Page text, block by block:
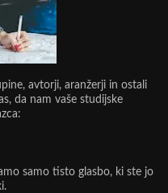
avtorji, aranžerji in ostali
da nam vaše studijske
samo tisto glasbo, ki ste jo